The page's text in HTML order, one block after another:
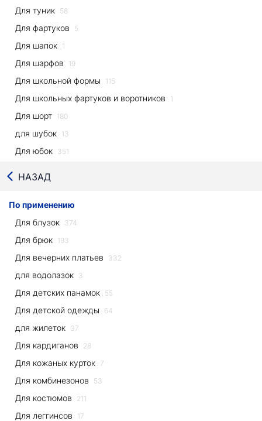
Для туник 58
Для фартуков 5
Для шапок 1
Для шарфов 19
Для школьной формы 115
Для школьных фартуков и воротников 1
Для шорт 180
для шубок 13
Для юбок 351
НАЗАД
По применению
Для блузок 374
Для брюк 193
Для вечерних платьев 332
для водолазок 3
Для детских панамок 55
Для детской одежды 64
для жилеток 37
Для кардиганов 28
Для кожаных курток 7
Для комбинезонов 53
Для костюмов 211
Для леггинсов 17